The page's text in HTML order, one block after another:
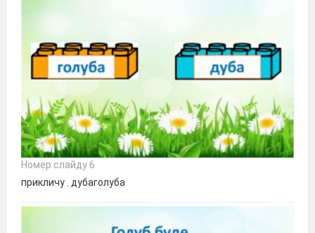
Номер слайду 6
прикличу . дубаголуба